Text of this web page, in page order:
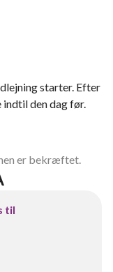
starter. Efter
den dag før.
er bekræftet.
til